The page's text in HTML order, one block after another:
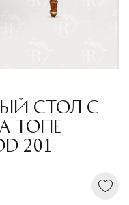
СТОЛ С
ТОПЕ
201